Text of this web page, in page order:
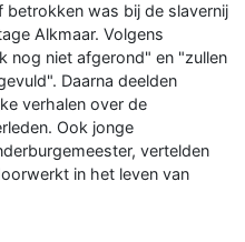
betrokken was bij de slavernij
Alkmaar. Volgens
nog niet afgerond" en "zullen
Daarna deelden
verhalen over de
Ook jonge
vertelden
in het leven van